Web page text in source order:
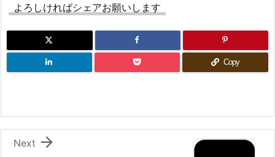
よろしければシェアお願いします
Copy

Next